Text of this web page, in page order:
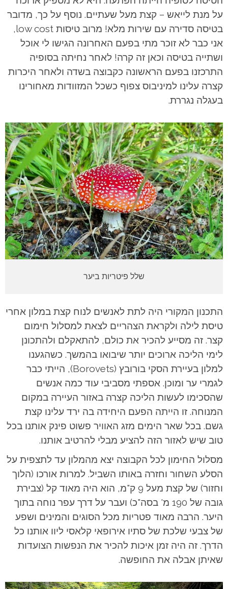
על מנת לייאש – קצת מעל שעתיים. נוסף על כך, מדובר
בטיסה סדירה עם שירות מלא! מרוב טיסות low cost,
אני כבר לא זוכר מתי בפעם האחרונה הגישו לי אוכל
ושתייה בטיסה וכאן זה קרה! לאחר נחיתה בסופיה
התרכזנו בפעם הראשונה כקבוצה בשדה ולאחר היכרות
קצרה עלינו למיניבוס צפוף כשכל המזוודות מאחורינו
בעגלה נגררת.
שלל פיטריות ביער
התכנון המקורי היה לתת לאנשים לנוח קצת במלון אחרי
טיסת לילה ולקראת הצהריים לצאת למסלול חימום
קצר. זה מסייע להכיר את כולם, להתאקלם ולהתכונן
לימי הליכה ארוכים יותר שיבואו בהמשך. כשהגענו
למלון בעיירת הסקי בורובץ (Borovets), הייתי כבר
לגמרי ער ומוכן. אספתי מסביבי עוד כמה אנשים
שהסכימו לעשות הליכה קצרה באזור העיירה במקום
המנוחה. זו הייתה הפעם היחידה בה ירד עלינו קצת
גשם. בכל שאר הימים מזג האוויר פשוט פינק אותנו בכל
טוב שיש לאזור הזה להציע מבלי להרטיב אותנו.
מסלול החימון לכל הקבוצה יצא מהמלון עד לתצפית על
הסלע השחור וחזרה באותו השביל. למרות אורכו (הלוך
וחזור) של קצת מעל 9 ק"מ, הוא היה מאוד קל (צבירת
גובה של 190 מ' בסה"כ) ועבר על דרך עפר נוחה בתוך
היער. הרבה מאוד פטריות מכל הסוגים והמינים ושפע
של צבעי שלכת של סתיו אירופאי קלאסי ליוו אותנו כל
הדרך. זה היה זמן איכות להכיר את הנפשות הצועדות
שאיתן אבלה את החופשה.